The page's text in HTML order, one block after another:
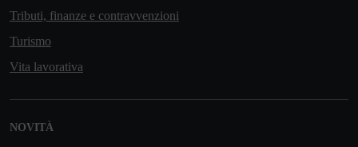
Tributi, finanze e contravvenzioni
Turismo
Vita lavorativa
NOVITÀ